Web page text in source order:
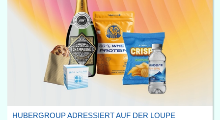
HUBERGROUP ADRESSIERT AUF DER LOUPE